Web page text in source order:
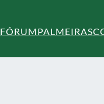
FÓRUMPALMEIRAS